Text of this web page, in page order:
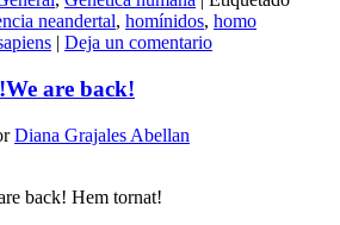
neandertal, homínidos, homo
| Deja un comentario
We are back!
Diana Grajales Abellan
back! Hem tornat!